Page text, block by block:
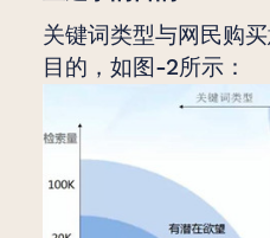
关键词类型与网民购
目的，如图-2所示：